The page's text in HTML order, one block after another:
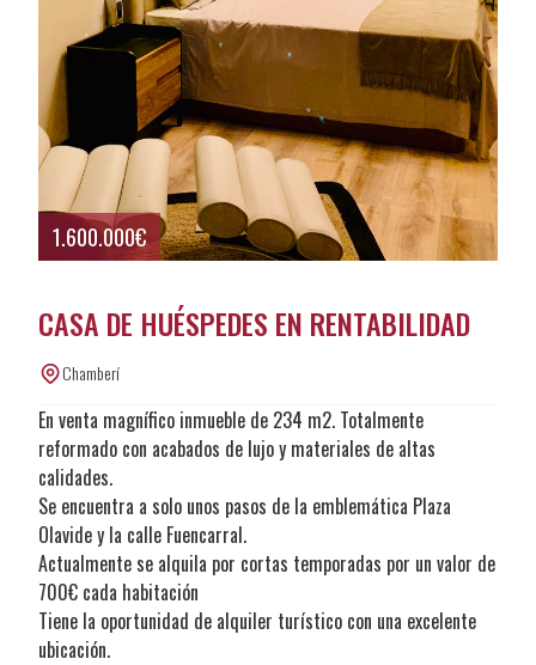
1.600.000€
CASA DE HUÉSPEDES EN RENTABILIDAD
Chamberí
En venta magnífico inmueble de 234 m2. Totalmente
reformado con acabados de lujo y materiales de altas
calidades.
Se encuentra a solo unos pasos de la emblemática Plaza
Olavide y la calle Fuencarral.
Actualmente se alquila por cortas temporadas por un valor de
700€ cada habitación
Tiene la oportunidad de alquiler turístico con una excelente
ubicación.